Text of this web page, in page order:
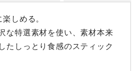
しめる。
な特選素材を使い、素材本来
たしっとり食感のスティック